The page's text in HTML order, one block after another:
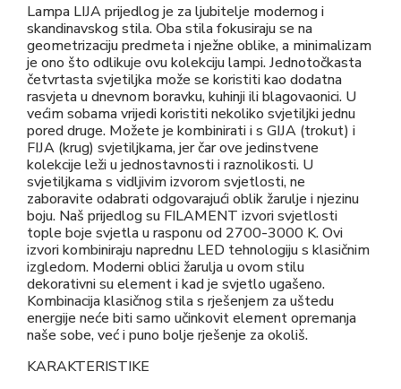
Lampa LIJA prijedlog je za ljubitelje modernog i
skandinavskog stila. Oba stila fokusiraju se na
geometrizaciju predmeta i nježne oblike, a minimalizam
je ono što odlikuje ovu kolekciju lampi. Jednotočkasta
četvrtasta svjetiljka može se koristiti kao dodatna
rasvjeta u dnevnom boravku, kuhinji ili blagovaonici. U
većim sobama vrijedi koristiti nekoliko svjetiljki jednu
pored druge. Možete je kombinirati i s GIJA (trokut) i
FIJA (krug) svjetiljkama, jer čar ove jedinstvene
kolekcije leži u jednostavnosti i raznolikosti. U
svjetiljkama s vidljivim izvorom svjetlosti, ne
zaboravite odabrati odgovarajući oblik žarulje i njezinu
boju. Naš prijedlog su FILAMENT izvori svjetlosti
tople boje svjetla u rasponu od 2700-3000 K. Ovi
izvori kombiniraju naprednu LED tehnologiju s klasičnim
izgledom. Moderni oblici žarulja u ovom stilu
dekorativni su element i kad je svjetlo ugašeno.
Kombinacija klasičnog stila s rješenjem za uštedu
energije neće biti samo učinkovit element opremanja
naše sobe, već i puno bolje rješenje za okoliš.
KARAKTERISTIKE